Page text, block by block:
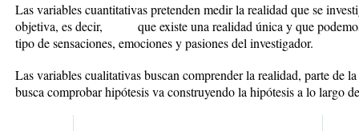
Las variables cuantitativas pretenden medir la realidad que se
objetiva, es decir, que existe una realidad única y que podemos
tipo de sensaciones, emociones y pasiones del investigador.
Las variables cualitativas buscan comprender la realidad, parte de
busca comprobar hipótesis va construyendo la hipótesis a lo largo